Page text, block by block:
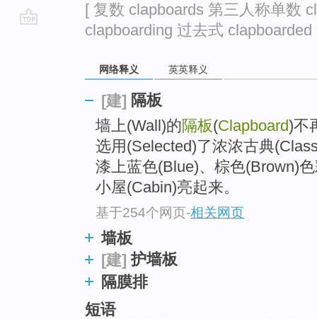
[ 复数 clapboards 第三人称单数
clapboarding 过去式
网络释义 英英释义
[建] 隔板
墙上(Wall)的 隔板(Clapboard)不
选用(Selected)了浓浓古典
漆上蓝色(Blue)、棕色(Brown)
小屋(Cabin)亮起来。
基于254个网页-相关网页
墙板
[建] 护墙板
隔膜排
短语